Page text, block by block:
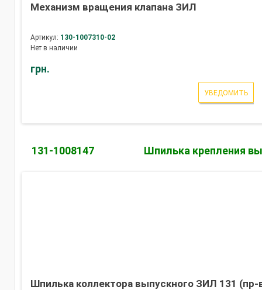
Механизм вращения клапана ЗИЛ
Артикул: 130-1007310-02
Нет в наличии
грн.
УВЕДОМИТЬ
131-1008147 Шпилька крепления
Шпилька коллектора выпускного ЗИЛ 131 (пр-